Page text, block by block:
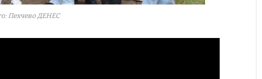
Пехчево ДЕНЕС